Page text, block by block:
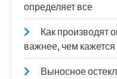
определяет все
Как производят
важнее, чем кажется
Выносное